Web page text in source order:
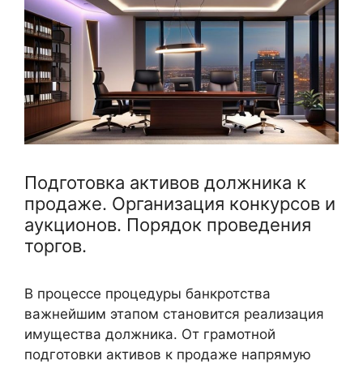
Подготовка активов должника к
продаже. Организация конкурсов и
аукционов. Порядок проведения
торгов.
В процессе процедуры банкротства
важнейшим этапом становится реализация
имущества должника. От грамотной
подготовки активов к продаже напрямую